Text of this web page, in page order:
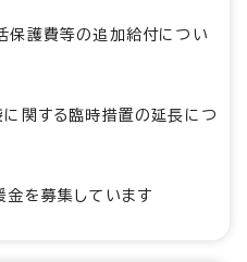
保護費等の追加給付につい
に関する臨時措置の延長につ
を募集しています